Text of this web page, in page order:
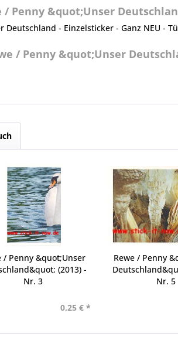
&quot;Unser
Deutschland - Einzelsticker - Ganz NEU -
/ Penny &quot;Unser
/ Penny &quot;Unser
(2013) -
Nr. 3
0,25 € *
Rewe / Penny
Nr. 5